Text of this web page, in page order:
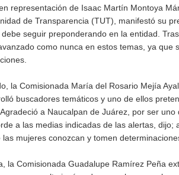
representación de Isaac Martín Montoya
de Transparencia (TUT), manifestó su
seguir preponderando en la entidad.
como nunca en estos temas, ya
la Comisionada María del Rosario Mejía
buscadores temáticos y uno de ellos
a Naucalpan de Juárez, por ser
a las medias indicadas de las alertas,
mujeres conozcan y tomen
la Comisionada Guadalupe Ramírez Peña